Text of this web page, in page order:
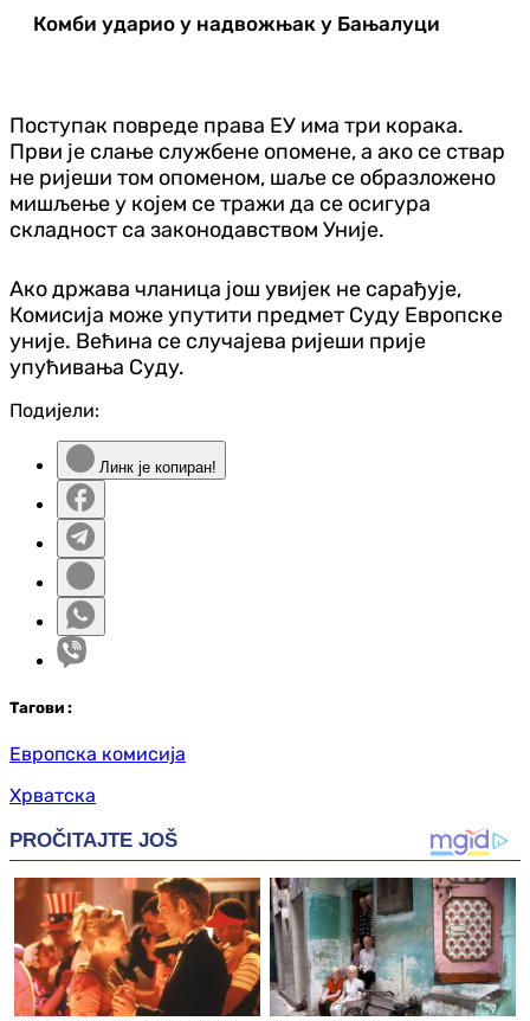
Комби ударио у надвожњак у Бањалуци
Поступак повреде права ЕУ има три корака.
Први је слање службене опомене, а ако се ствар
не ријеши том опоменом, шаље се образложено
мишљење у којем се тражи да се осигура
складност са законодавством Уније.
Ако држава чланица још увијек не сарађује,
Комисија може упутити предмет Суду Европске
уније. Већина се случајева ријеши прије
упућивања Суду.
Подијели:
Линк је копиран!
Тагови :
Европска комисија
Хрватска